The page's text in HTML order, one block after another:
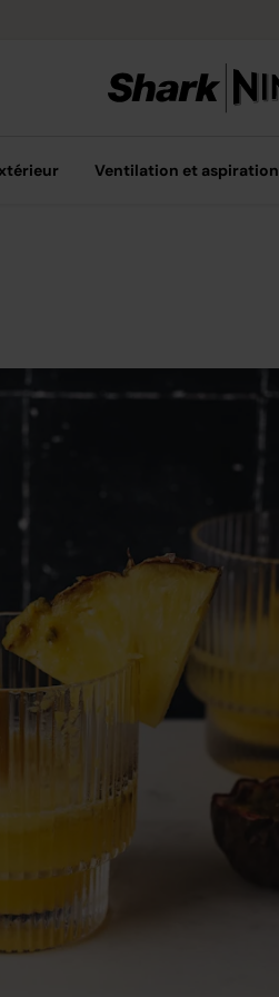
Ventilation et aspiration